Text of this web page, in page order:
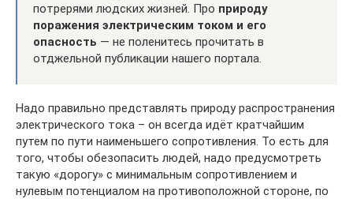
потрерями людских жизней. Про природу
поражения электрическим током и его
опасность — не поленитесь прочитать в
отджельной публикации нашего портала.
Надо правильно представлять природу распространения
электрического тока – он всегда идёт кратчайшим
путем по пути наименьшего сопротивления. То есть для
того, чтобы обезопасить людей, надо предусмотреть
такую «дорогу» с минимальным сопротивлением и
нулевым потенциалом на противоположной стороне, по